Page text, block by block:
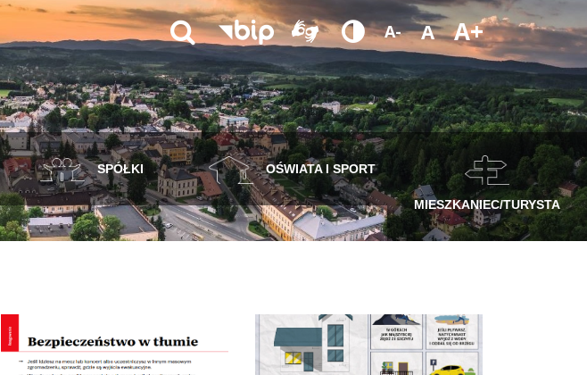
A- A A+
SPÓŁKI OŚWIATA I SPORT
MIESZKANIEC/TURYSTA